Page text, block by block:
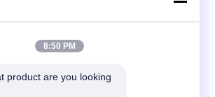
8:50 PM
product are you looking